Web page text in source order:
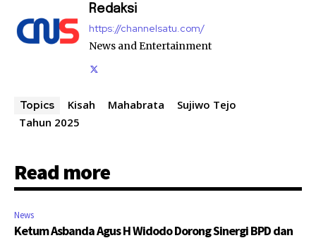
Redaksi
https://channelsatu.com/
News and Entertainment
Topics Kisah Mahabrata
Sujiwo Tejo
Tahun 2025
Read more
News
Ketum Asbanda Agus H Widodo Dorong Sinergi BPD dan